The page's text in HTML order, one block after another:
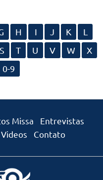
H I J K
L
S T U V W
X
0-9
Missa
Entrevistas
Videos Contato